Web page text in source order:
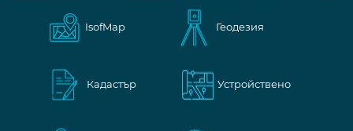
IsofMap Геодезия
Кадастър Устройствено